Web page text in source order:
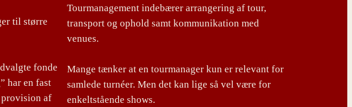
til større
fonde
har en fast
provision af
Tourmanagement indebærer arrangering af tour,
transport og ophold samt kommunikation med
venues.
Mange tænker at en tourmanager kun er relevant for
samlede turnéer. Men det kan lige så vel være for
enkeltstående shows.